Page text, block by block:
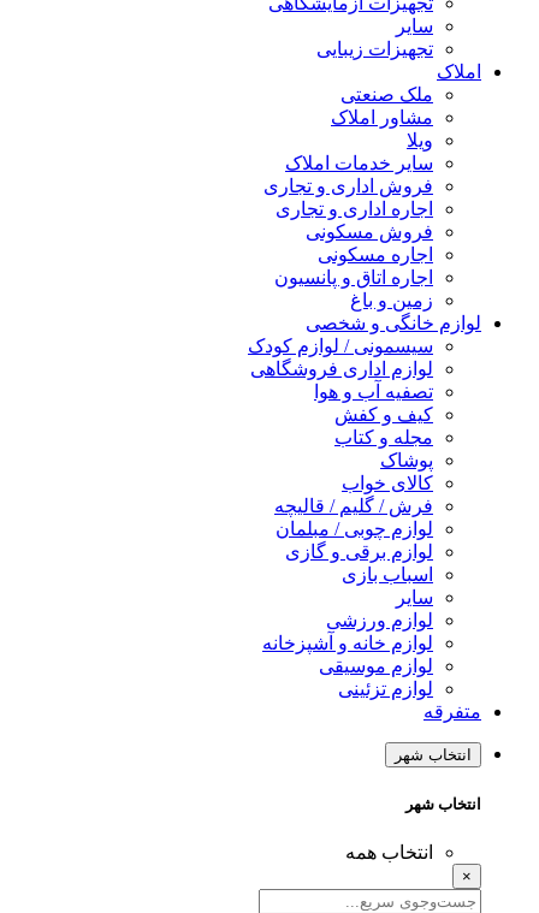
سایر
تجهیزات زیبایی
املاک
ملک صنعتی
مشاور املاک
ویلا
سایر خدمات املاک
فروش اداری و تجاری
اجاره اداری و تجاری
فروش مسکونی
اجاره مسکونی
اجاره اتاق و پانسیون
زمین و باغ
لوازم خانگی و شخصی
سیسمونی / لوازم کودک
لوازم اداری فروشگاهی
تصفیه آب و هوا
کیف و کفش
مجله و کتاب
پوشاک
کالای خواب
فرش / گلیم / قالیچه
لوازم چوبی / مبلمان
لوازم برقی و گازی
اسباب بازی
سایر
لوازم ورزشی
لوازم خانه و آشپزخانه
لوازم موسیقی
لوازم تزئینی
متفرقه
انتخاب شهر
انتخاب شهر
انتخاب همه
×